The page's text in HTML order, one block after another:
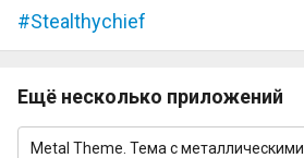
Stealthychief
Ещё несколько приложений
Metal Theme. Тема с